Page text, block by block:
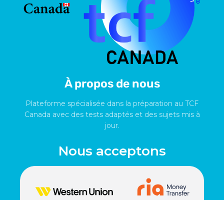
À propos de nous
Plateforme spécialisée dans la préparation au TCF
Canada avec des tests adaptés et des sujets mis à
jour.
Nous acceptons